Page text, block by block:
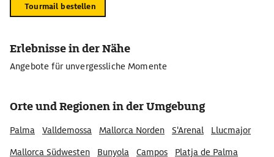
Tourmail bestellen
Erlebnisse in der Nähe
Angebote für unvergessliche Momente
Orte und Regionen in der Umgebung
Palma Valldemossa Mallorca Norden S'Arenal
Llucmajor
Mallorca Südwesten
Bunyola Campos Platja de Palma